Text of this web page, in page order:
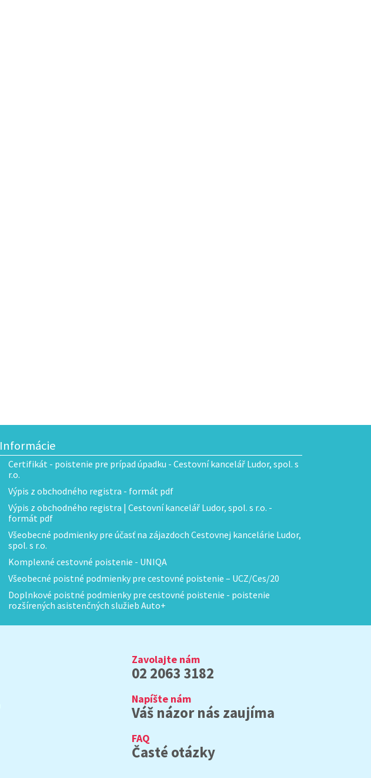
Informácie
Certifikát - poistenie pre prípad úpadku - Cestovní kancelář Ludor, spol. s
r.o.
Výpis z obchodného registra - formát pdf
Výpis z obchodného registra | Cestovní kancelář Ludor, spol. s r.o. -
formát pdf
Všeobecné podmienky pre účasť na zájazdoch Cestovnej kancelárie Ludor,
spol. s r.o.
Komplexné cestovné poistenie - UNIQA
Všeobecné poistné podmienky pre cestovné poistenie – UCZ/Ces/20
Doplnkové poistné podmienky pre cestovné poistenie - poistenie
rozšírených asistenčných služieb Auto+
Zavolajte nám
02 2063 3182
Napíšte nám
Váš názor nás zaujíma
FAQ
Časté otázky